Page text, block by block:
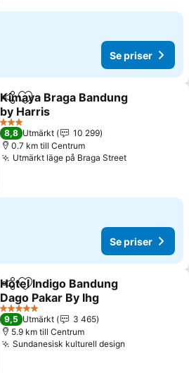
Se priser
Dela Lägg till i Mina Favoriter
Kimaya Braga Bandung
by Harris
3 Stjärnor
8,8 Utmärkt
10 299
0.7 km till Centrum
Utmärkt läge på Braga Street
Se priser
Dela Lägg till i Mina Favoriter
Hotel Indigo Bandung
Dago Pakar By Ihg
5 Stjärnor
9,5 Utmärkt
3 465
5.9 km till Centrum
Sundanesisk kulturell design